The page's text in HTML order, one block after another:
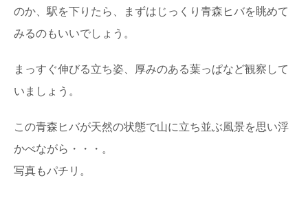
のが、奈良県南部の吉野地方で編み出された「吉野...
林に行ってきた！
日本各地の林業のモデルとなった、吉野林業。 その発祥
のか、駅を下りたら、まずはじっくり青森ヒバを眺めて
みるのもいいでしょう。
まっすぐ伸びる立ち姿、厚みのある葉っぱなど観察して
いましょう。
この青森ヒバが天然の状態で山に立ち並ぶ風景を思い浮
かべながら・・・。
写真もパチリ。